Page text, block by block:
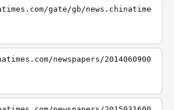
gate/gb/news.chinatime
newspapers/2014060900